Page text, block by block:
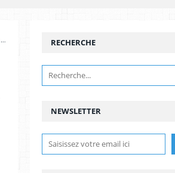
…
NEWSLETTER
RECHERCHE